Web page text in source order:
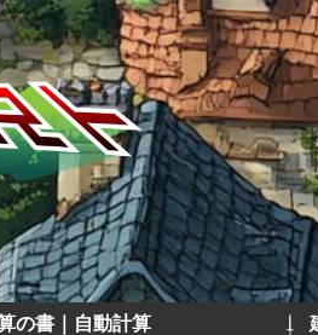
の書｜自動計算